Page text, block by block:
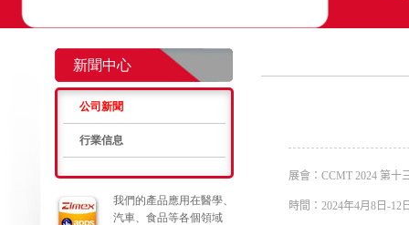
新聞中心
公司新聞
行業信息
我們的產品應用在醫學、
汽車、食品等各個領域
展會： CCMT 2024 第十
時間： 2024年4月 8 日 -12